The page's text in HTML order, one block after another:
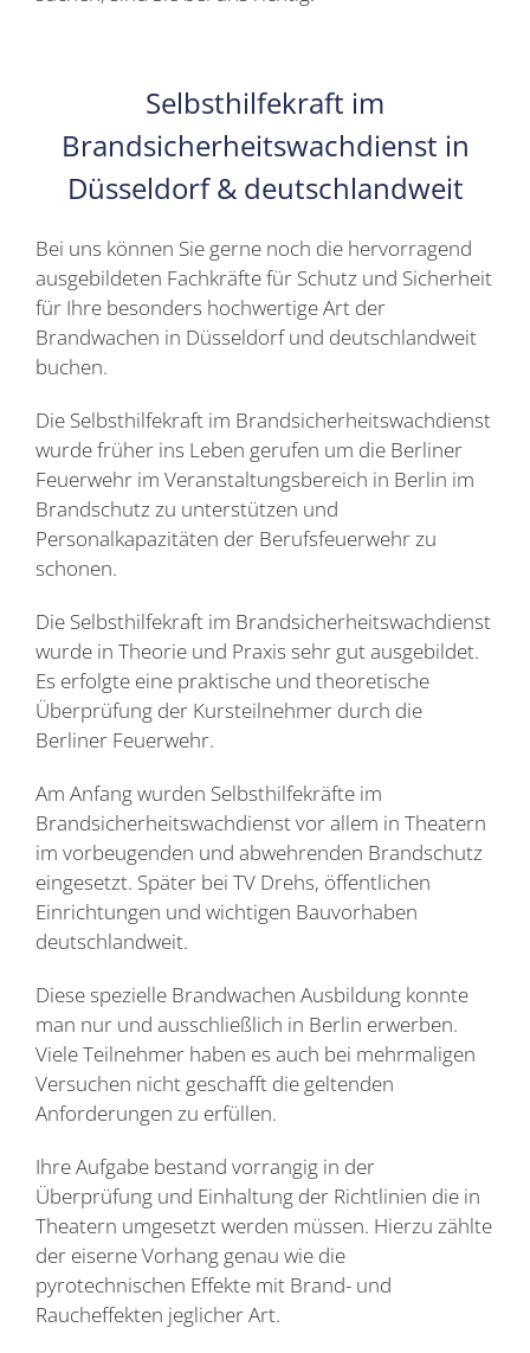
Selbsthilfekraft im
Brandsicherheitswachdienst in
Düsseldorf & deutschlandweit
Bei uns können Sie gerne noch die hervorragend
ausgebildeten Fachkräfte für Schutz und Sicherheit
für Ihre besonders hochwertige Art der
Brandwachen in Düsseldorf und deutschlandweit
buchen.
Die Selbsthilfekraft im Brandsicherheitswachdienst
wurde früher ins Leben gerufen um die Berliner
Feuerwehr im Veranstaltungsbereich in Berlin im
Brandschutz zu unterstützen und
Personalkapazitäten der Berufsfeuerwehr zu
schonen.
Die Selbsthilfekraft im Brandsicherheitswachdienst
wurde in Theorie und Praxis sehr gut ausgebildet.
Es erfolgte eine praktische und theoretische
Überprüfung der Kursteilnehmer durch die
Berliner Feuerwehr.
Am Anfang wurden Selbsthilfekräfte im
Brandsicherheitswachdienst vor allem in Theatern
im vorbeugenden und abwehrenden Brandschutz
eingesetzt. Später bei TV Drehs, öffentlichen
Einrichtungen und wichtigen Bauvorhaben
deutschlandweit.
Diese spezielle Brandwachen Ausbildung konnte
man nur und ausschließlich in Berlin erwerben.
Viele Teilnehmer haben es auch bei mehrmaligen
Versuchen nicht geschafft die geltenden
Anforderungen zu erfüllen.
Ihre Aufgabe bestand vorrangig in der
Überprüfung und Einhaltung der Richtlinien die in
Theatern umgesetzt werden müssen. Hierzu zählte
der eiserne Vorhang genau wie die
pyrotechnischen Effekte mit Brand- und
Raucheffekten jeglicher Art.